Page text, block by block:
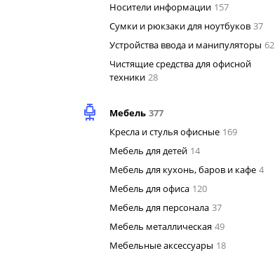
Носители информации 157
Сумки и рюкзаки для ноутбуков 37
Устройства ввода и манипуляторы 62
Чистящие средства для офисной
техники 28
Мебель 377
Кресла и стулья офисные 169
Мебель для детей 14
Мебель для кухонь, баров и кафе 4
Мебель для офиса 120
Мебель для персонала 37
Мебель металлическая 49
Мебельные аксессуары 18